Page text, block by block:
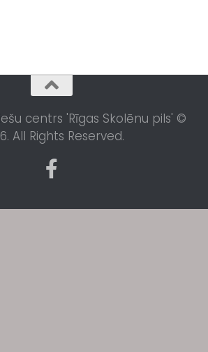
centrs 'Rīgas Skolēnu pils' ©
All Rights Reserved.